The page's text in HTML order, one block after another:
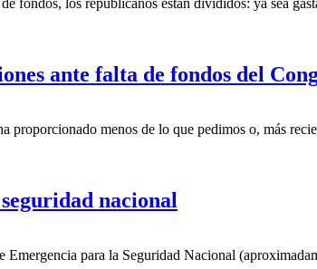
ante falta de fondos del
menos de lo que pedimos o, más
nacional
para la Seguridad Nacional